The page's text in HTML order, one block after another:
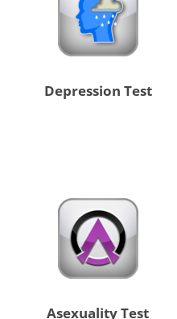
Depression Test
Asexuality Test